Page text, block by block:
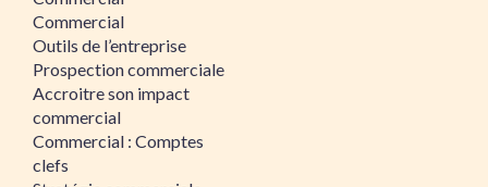
Commercial
Outils de l’entreprise
Prospection commerciale
Accroitre son impact
commercial
Commercial : Comptes
clefs